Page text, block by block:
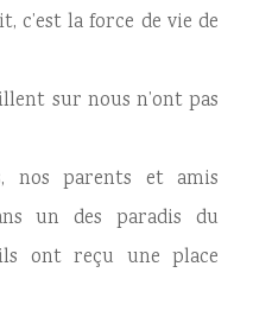
c’est la force de vie de
sur nous n’ont pas
nos parents et amis
un des paradis du
ont reçu une place